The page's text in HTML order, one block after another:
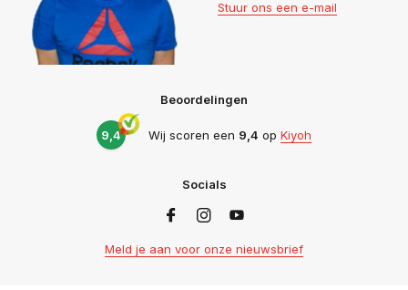
Stuur ons een e-mail
Beoordelingen
9,4 Wij scoren een 9,4 op Kiyoh
Socials
Meld je aan voor onze nieuwsbrief